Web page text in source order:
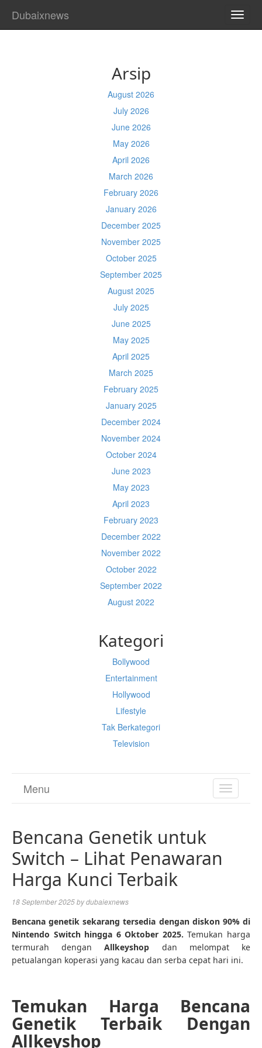
Dubaixnews
Arsip
August 2026
July 2026
June 2026
May 2026
April 2026
March 2026
February 2026
January 2026
December 2025
November 2025
October 2025
September 2025
August 2025
July 2025
June 2025
May 2025
April 2025
March 2025
February 2025
January 2025
December 2024
November 2024
October 2024
June 2023
May 2023
April 2023
February 2023
December 2022
November 2022
October 2022
September 2022
August 2022
Kategori
Bollywood
Entertainment
Hollywood
Lifestyle
Tak Berkategori
Television
TOGGLE
Menu
Bencana Genetik untuk
Switch – Lihat Penawaran
Harga Kunci Terbaik
18 September 2025bydubaiexnews
Bencana genetik sekarang tersedia dengan diskon 90% di
Nintendo Switch hingga 6 Oktober 2025. Temukan harga
termurah denganAllkeyshop dan melompat ke
petualangan koperasi yang kacau dan serba cepat hari ini.
Temukan Harga Bencana
Genetik Terbaik Dengan
Allkeyshop